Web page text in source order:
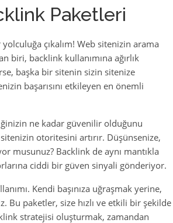
Paketleri
çıkalım! Web sitenizin arama
biri, backlink kullanımına ağırlık
başka bir sitenin sizin sitenize
başarısını etkileyen en önemli
ne kadar güvenilir olduğunu
otoritesini artırır. Düşünsenize,
musunuz? Backlink de aynı mantıkla
ciddi bir güven sinyali gönderiyor.
Kendi başınıza uğraşmak yerine,
Bu paketler, size hızlı ve etkili bir şekilde
stratejisi oluşturmak, zamandan